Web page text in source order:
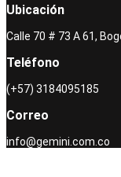
Ubicación
Calle 70 # 73 A 61,
Teléfono
(+57) 3184095185
Correo
info@gemini.com.co